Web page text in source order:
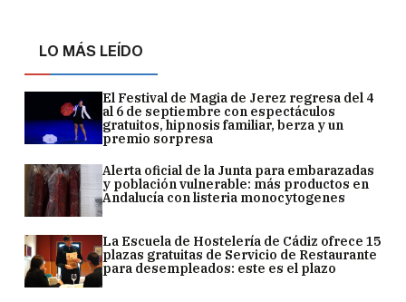
LO MÁS LEÍDO
El Festival de Magia de Jerez regresa del 4
al 6 de septiembre con espectáculos
gratuitos, hipnosis familiar, berza y un
premio sorpresa
Alerta oficial de la Junta para embarazadas
y población vulnerable: más productos en
Andalucía con listeria monocytogenes
La Escuela de Hostelería de Cádiz ofrece 15
plazas gratuitas de Servicio de Restaurante
para desempleados: este es el plazo